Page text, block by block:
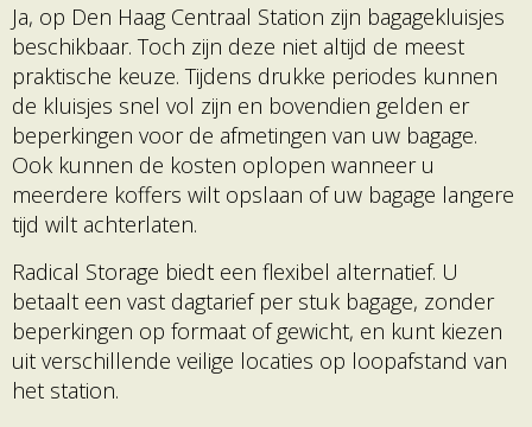
Ja, op Den Haag Centraal Station zijn bagagekluisjes
beschikbaar. Toch zijn deze niet altijd de meest
praktische keuze. Tijdens drukke periodes kunnen
de kluisjes snel vol zijn en bovendien gelden er
beperkingen voor de afmetingen van uw bagage.
Ook kunnen de kosten oplopen wanneer u
meerdere koffers wilt opslaan of uw bagage langere
tijd wilt achterlaten.
Radical Storage biedt een flexibel alternatief. U
betaalt een vast dagtarief per stuk bagage, zonder
beperkingen op formaat of gewicht, en kunt kiezen
uit verschillende veilige locaties op loopafstand van
het station.